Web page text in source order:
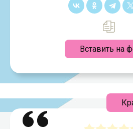
Вставить на